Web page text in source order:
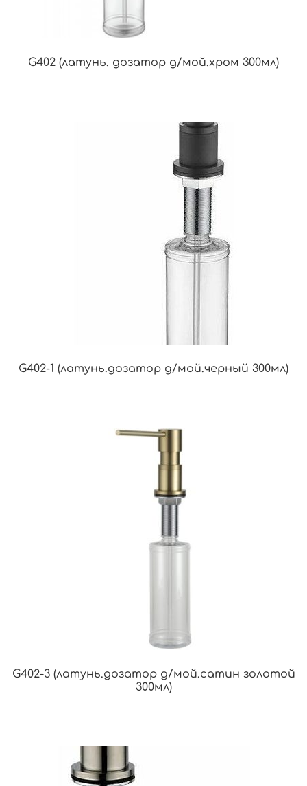
G402 (латунь. дозатор д/мой.хром 300мл)
G402-1 (латунь.дозатор д/мой.черный 300мл)
G402-3 (латунь.дозатор д/мой.сатин золотой
300мл)